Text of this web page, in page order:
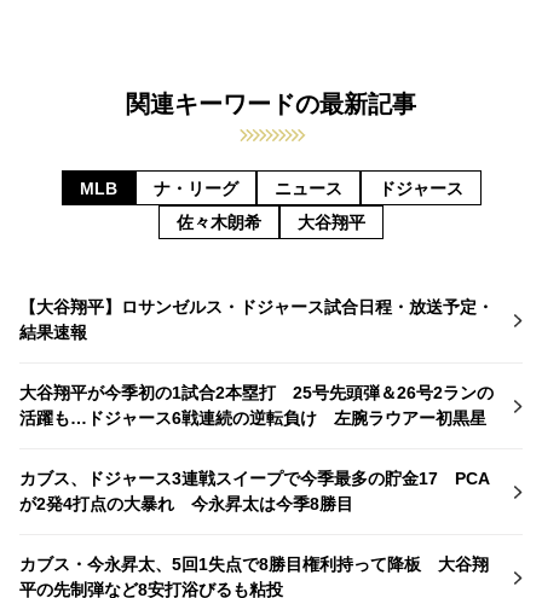
関連キーワードの最新記事
MLB ナ・リーグ ニュース
ドジャース
佐々木朗希
大谷翔平
【大谷翔平】ロサンゼルス・ドジャース試合日程・放送予定・
結果速報
大谷翔平が今季初の1試合2本塁打 25号先頭弾＆26号2ランの
活躍も…ドジャース6戦連続の逆転負け 左腕ラウアー初黒星
カブス、ドジャース3連戦スイープで今季最多の貯金17 PCA
が2発4打点の大暴れ 今永昇太は今季8勝目
カブス・今永昇太、5回1失点で8勝目権利持って降板 大谷翔
平の先制弾など8安打浴びるも粘投